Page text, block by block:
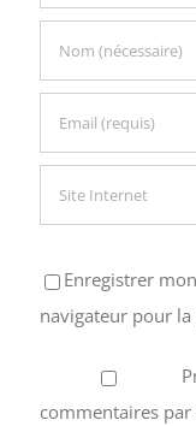
Enregistrer
navigateur pour
commentaires par